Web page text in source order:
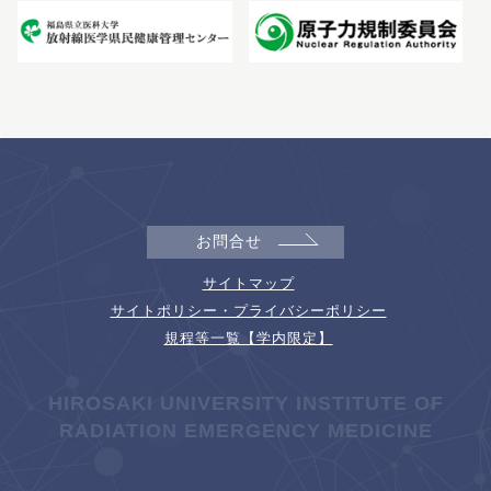
お問合せ
サイトマップ
サイトポリシー・プライバシーポリシー
規程等一覧【学内限定】
HIROSAKI UNIVERSITY INSTITUTE OF
RADIATION EMERGENCY MEDICINE